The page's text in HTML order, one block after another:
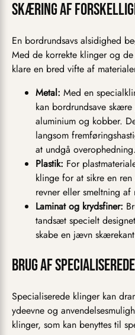
Skæring af
En bordrundsavs alsidighed
Med de korrekte klinger og de
klare en bred vifte af
Metal: Med en
kan bordrundsave
aluminium og kobber.
langsom
at undgå overophedning.
Plastik: For
klinge for at sikre en
revner eller smeltning af
Laminat og krydsfiner:
tandsæt specielt
skabe en jævn
Brug af
Specialiserede klinger kan
ydeevne og
klinger, som kan benyttes til